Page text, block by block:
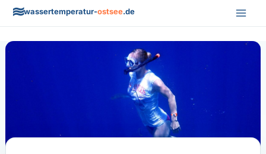
Zum
springen
wassertemperatur-ostsee.de